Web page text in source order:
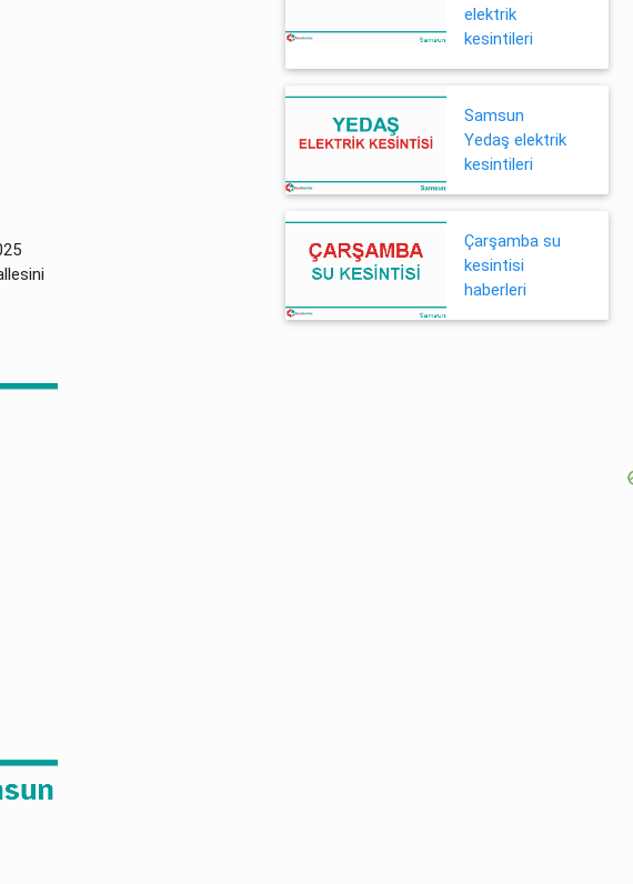
elektrik
kesintileri
Samsun
Yedaş elektrik
kesintileri
Çarşamba su
kesintisi
haberleri